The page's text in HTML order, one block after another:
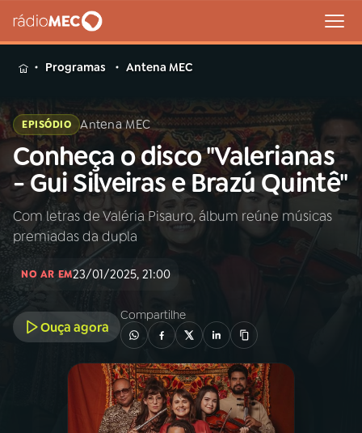
MENU
Buscar
na
Rádio
MEC
Buscar
Início
INÍCIO
PROGRAMAÇÃO
Programas Antena MEC
EPISÓDIO Antena MEC
Conheça o disco "Valerianas
- Gui Silveiras e Brazú Quintê"
Com letras de Valéria Pisauro, álbum reúne músicas
premiadas da dupla
NO AR EM23/01/2025, 21:00
Ouça agora
Compartilhe